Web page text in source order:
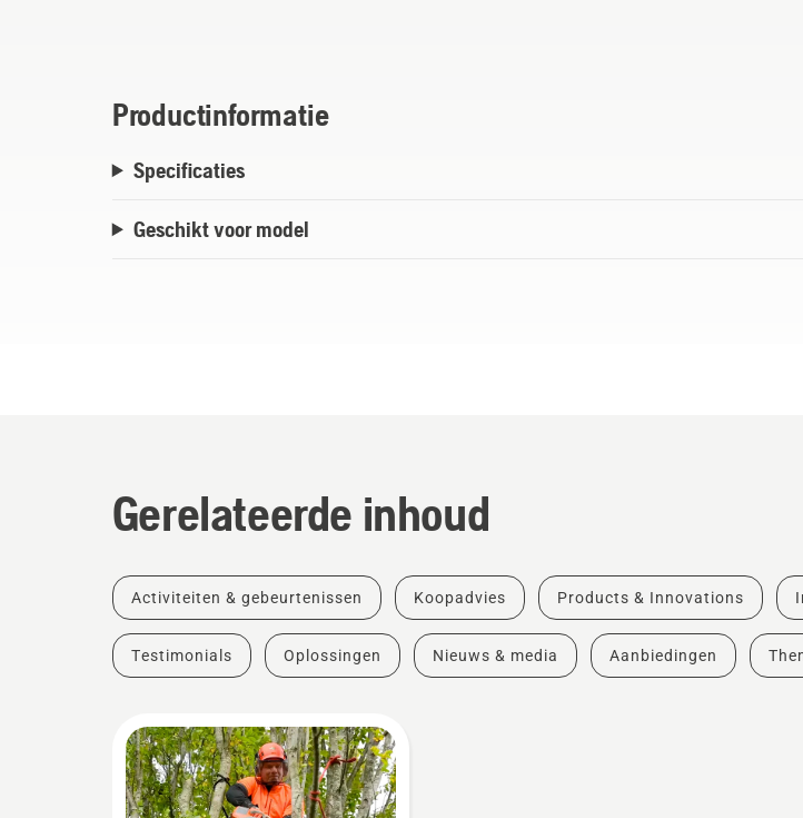
Productinformatie
Specificaties
Geschikt voor model
Gerelateerde inhoud
Activiteiten & gebeurtenissen Koopadvies Products & Innovations
Testimonials Oplossingen Nieuws & media Aanbiedingen